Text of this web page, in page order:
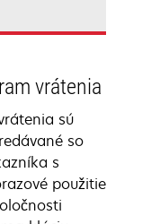
vrátenia
sú
so
s
použitie